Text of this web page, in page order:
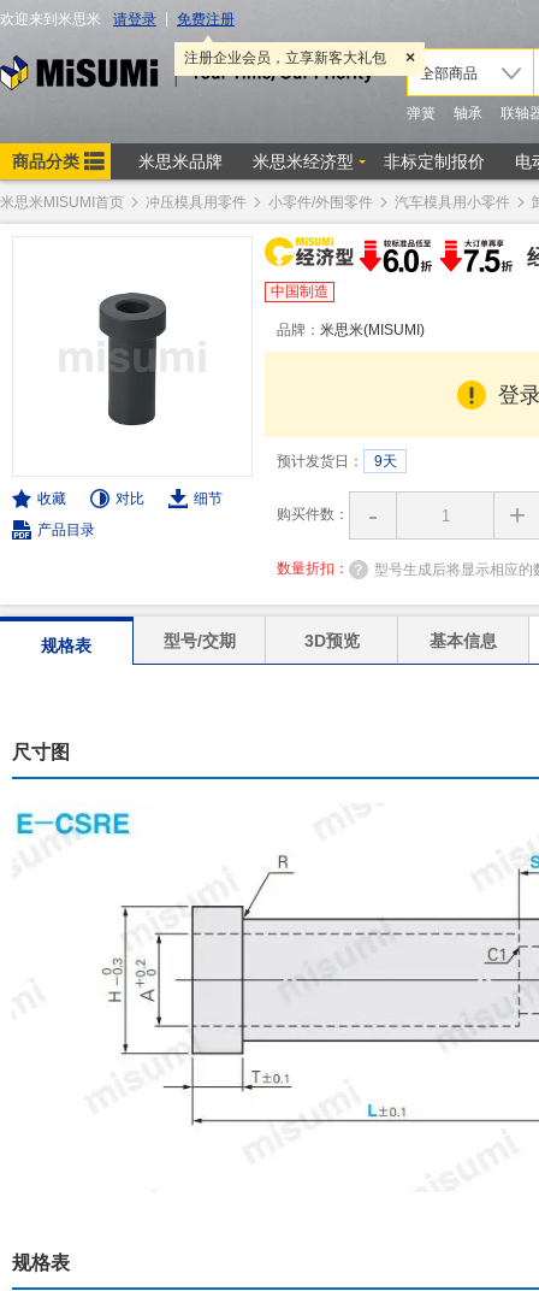
米思米MISUMI首页 冲压模具用零件 小零件/外围零件 汽车模具用小零件
收藏 对比
细节
产品目录
中国制造
品牌： 米思米(MISUMI)
登
预计发货日： 9天
购买件数： - +
数量折扣： 型号生成后将显示相应的
规格表 型号/交期 3D预览 基本信息
尺寸图
规格表